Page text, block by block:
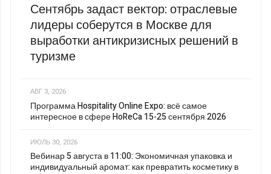
Сентябрь задаст вектор: отраслевые
лидеры соберутся в Москве для
выработки антикризисных решений в
туризме
АВГ 3, 2026
Программа Hospitality Online Expo: всё самое
интересное в сфере HoReCa 15-25 сентября 2026
ИЮЛЬ 30, 2026
Вебинар 5 августа в 11:00: Экономичная упаковка и
индивидуальный аромат: как превратить косметику в